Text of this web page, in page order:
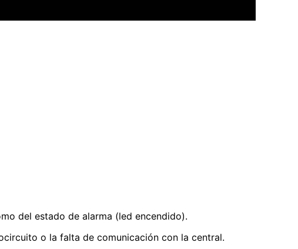
del estado de alarma (led encendido).
o la falta de comunicación con la central.